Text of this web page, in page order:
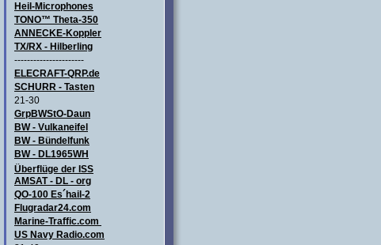
Heil-Microphones
TONO™ Theta-350
ANNECKE-Koppler
TX/RX - Hilberling
----------------------
ELECRAFT-QRP.de
SCHURR - Tasten
21-30
GrpBWStO-Daun
BW - Vulkaneifel
BW- Bündelfunk
BW - DL1965WH
Überflüge der ISS
AMSAT - DL - org
QO-100 Es´hail-2
Flugradar24.com
Marine-Traffic.com
US Navy Radio.com